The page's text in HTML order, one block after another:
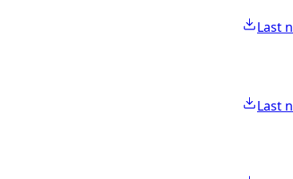
Last
Last